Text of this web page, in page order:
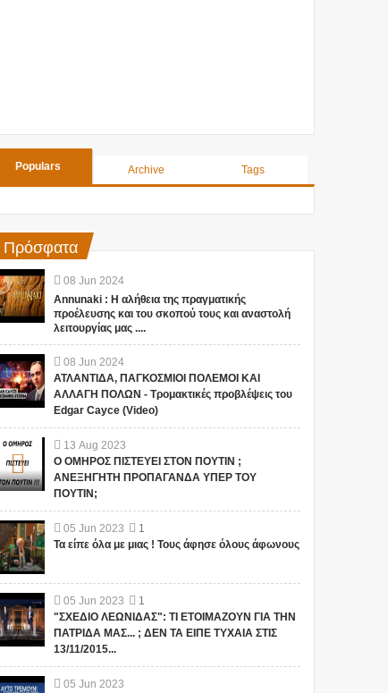
Populars Archive Tags
Πρόσφατα
08 Jun 2024
Annunaki : Η αλήθεια της πραγματικής
προέλευσης και του σκοπού τους και αναστολή
λειτουργίας μας ....
08 Jun 2024
ΑΤΛΑΝΤΙΔΑ, ΠΑΓΚΟΣΜΙΟΙ ΠΟΛΕΜΟΙ ΚΑΙ
ΑΛΛΑΓΗ ΠΟΛΩΝ - Τρομακτικές προβλέψεις του
Edgar Cayce (Video)
13 Aug 2023
Ο ΟΜΗΡΟΣ ΠΙΣΤΕΥΕΙ ΣΤΟΝ ΠΟΥΤΙΝ ;
ΑΝΕΞΗΓΗΤΗ ΠΡΟΠΑΓΑΝΔΑ ΥΠΕΡ ΤΟΥ
ΠΟΥΤΙΝ;
05 Jun 2023
1
Τα είπε όλα με μιας ! Τους άφησε όλους άφωνους
05 Jun 2023
1
"ΣΧΕΔΙΟ ΛΕΩΝΙΔΑΣ": ΤΙ ΕΤΟΙΜΑΖΟΥΝ ΓΙΑ ΤΗΝ
ΠΑΤΡΙΔΑ ΜΑΣ... ; ΔΕΝ ΤΑ ΕΙΠΕ ΤΥΧΑΙΑ ΣΤΙΣ
13/11/2015...
05 Jun 2023